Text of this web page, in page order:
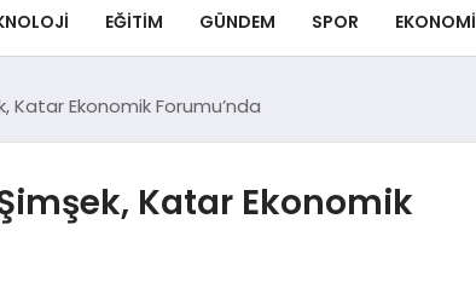
EĞITIM GÜNDEM SPOR EKONOMI
Katar Ekonomik Forumu’nda
Katar Ekonomik